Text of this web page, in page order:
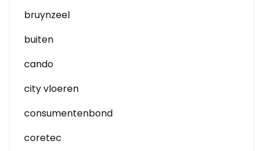
bruynzeel
buiten
cando
city vloeren
consumentenbond
coretec